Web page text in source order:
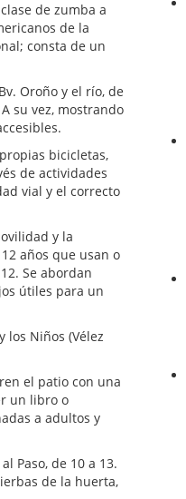
de zumba a
de la
consta de un
Oroño y el río, de
su vez, mostrando
bicicletas,
de actividades
vial y el correcto
y la
años que usan o
Se abordan
útiles para un
los Niños (Vélez
el patio con una
un libro o
a adultos y
Paso, de 10 a 13.
de la huerta,